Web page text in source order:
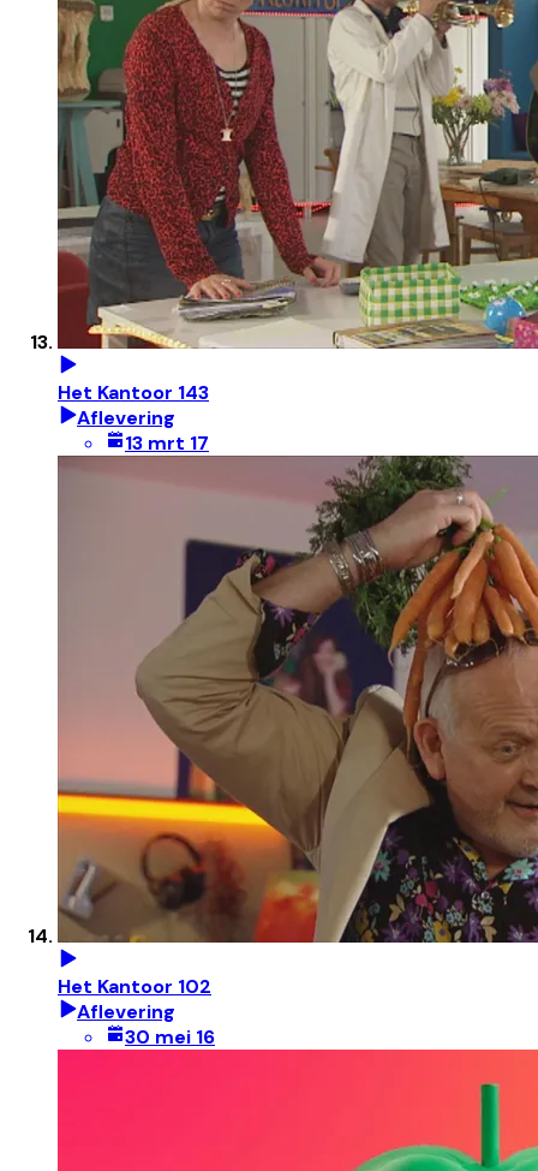
Het Kantoor 143
Aflevering
13 mrt 17
Het Kantoor 102
Aflevering
30 mei 16